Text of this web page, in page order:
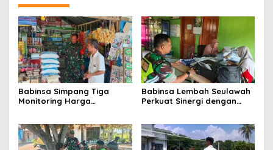
Babinsa Simpang Tiga
Monitoring Harga
Ketersediaan Bahan Pokok
Babinsa Lembah Seulawah
Perkuat Sinergi dengan
Remaja dan Bahaya
Narkoba